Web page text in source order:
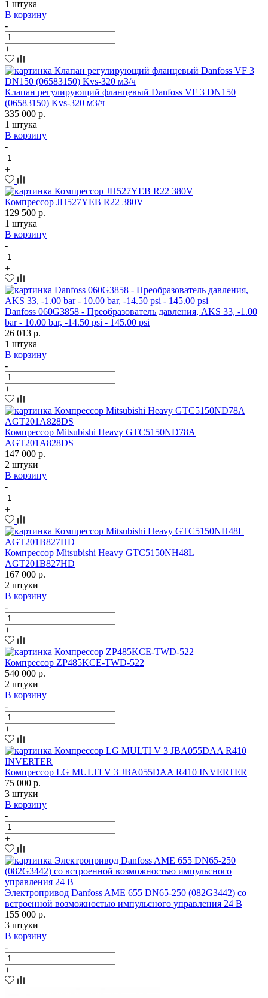
1 штука
В корзину
-
+
Клапан регулирующий фланцевый Danfoss VF 3 DN150
(06583150) Kvs-320 м3/ч
335 000 р.
1 штука
В корзину
-
+
Компрессор JH527YEB R22 380V
129 500 р.
1 штука
В корзину
-
+
Danfoss 060G3858 - Преобразователь давления, AKS 33, -1.00
bar - 10.00 bar, -14.50 psi - 145.00 psi
26 013 р.
1 штука
В корзину
-
+
Компрессор Mitsubishi Heavy GTC5150ND78A
AGT201A828DS
147 000 р.
2 штуки
В корзину
-
+
Компрессор Mitsubishi Heavy GTC5150NH48L
AGT201B827HD
167 000 р.
2 штуки
В корзину
-
+
Компрессор ZP485KCE-TWD-522
540 000 р.
2 штуки
В корзину
-
+
Компрессор LG MULTI V 3 JBA055DAA R410 INVERTER
75 000 р.
3 штуки
В корзину
-
+
Электропривод Danfoss AME 655 DN65-250 (082G3442) со
встроенной возможностью импульсного управления 24 B
155 000 р.
3 штуки
В корзину
-
+